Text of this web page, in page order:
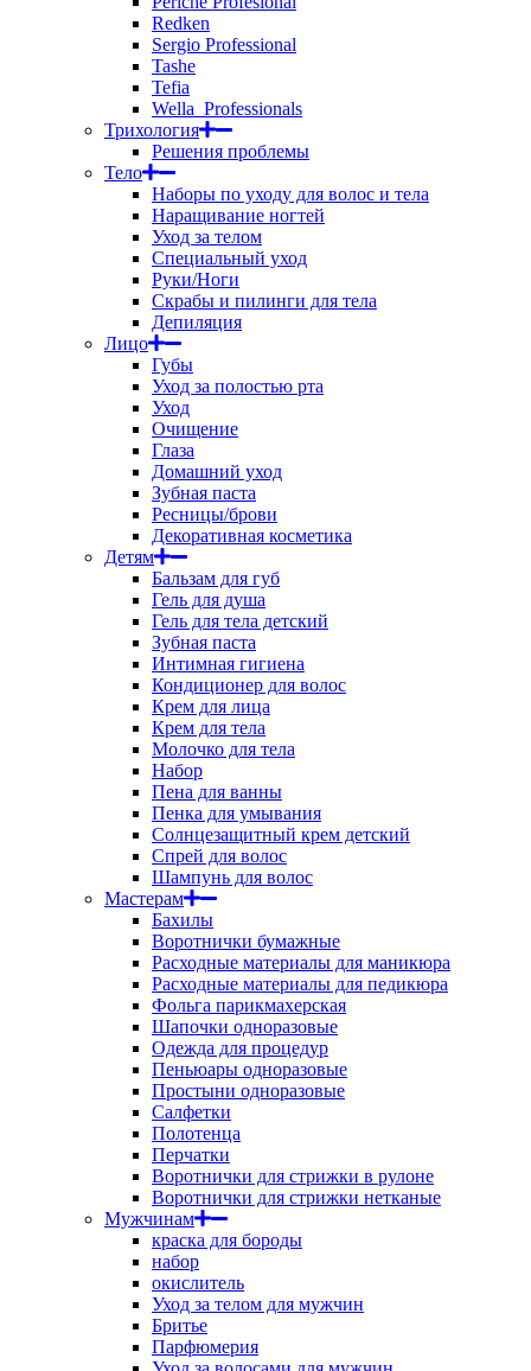
Redken
Sergio Professional
Tashe
Tefia
Wella_Professionals
Трихология
Решения проблемы
Тело
Наборы по уходу для волос и тела
Наращивание ногтей
Уход за телом
Специальный уход
Руки/Ноги
Скрабы и пилинги для тела
Депиляция
Лицо
Губы
Уход за полостью рта
Уход
Очищение
Глаза
Домашний уход
Зубная паста
Ресницы/брови
Декоративная косметика
Детям
Бальзам для губ
Гель для душа
Гель для тела детский
Зубная паста
Интимная гигиена
Кондиционер для волос
Крем для лица
Крем для тела
Молочко для тела
Набор
Пена для ванны
Пенка для умывания
Солнцезащитный крем детский
Спрей для волос
Шампунь для волос
Мастерам
Бахилы
Воротнички бумажные
Расходные материалы для маникюра
Расходные материалы для педикюра
Фольга парикмахерская
Шапочки одноразовые
Одежда для процедур
Пеньюары одноразовые
Простыни одноразовые
Салфетки
Полотенца
Перчатки
Воротнички для стрижки в рулоне
Воротнички для стрижки нетканые
Мужчинам
краска для бороды
набор
окислитель
Уход за телом для мужчин
Бритье
Парфюмерия